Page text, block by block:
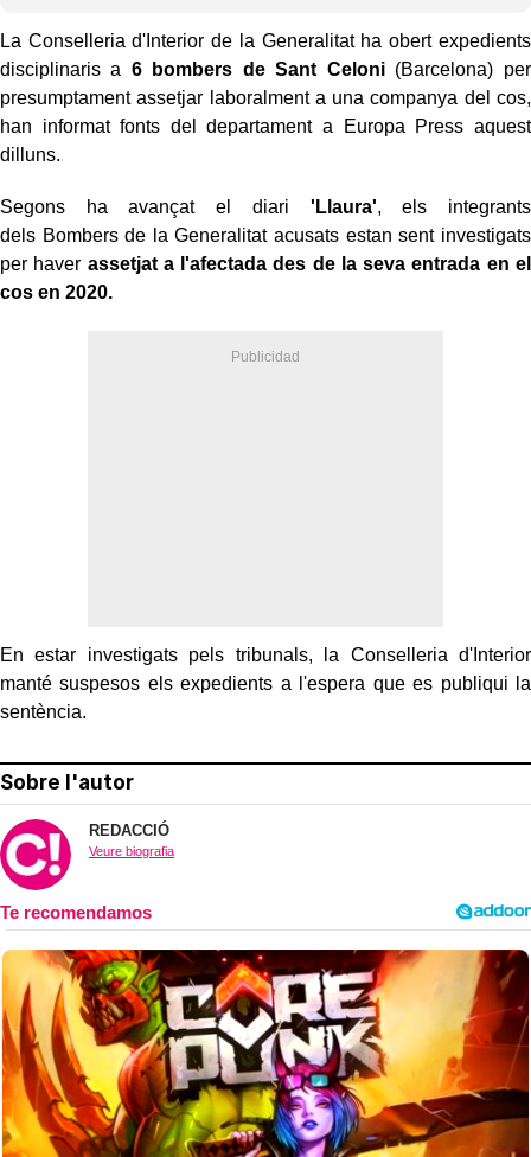
La Conselleria d'Interior de la Generalitat ha obert expedients
disciplinaris a 6 bombers de Sant Celoni(Barcelona) per
presumptament assetjar laboralment a una companya del cos,
han informat fonts del departament a Europa Press aquest
dilluns.
Segons ha avançat el diari 'Llaura', els integrants
dels Bombers de la Generalitat acusats estan sent investigats
per haver assetjat a l'afectada des de la seva entrada en el
cos en 2020.
En estar investigats pels tribunals, la Conselleria d'Interior
manté suspesos els expedients a l'espera que es publiqui la
sentència.
Sobre l'autor
REDACCIÓ
Veure biografia